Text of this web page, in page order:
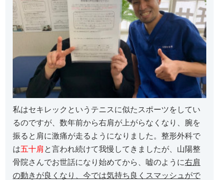
私はセキレックというテニスに似たスポーツをしてい
るのですが、数年前から右肩が上がらなくなり、腕を
振ると肩に激痛が走るようになりました。整形外科で
は五十肩 と言われ続けて我慢してきましたが、山陽整
骨院さんでお世話になり始めてから、嘘のように右肩
の動きが良くなり、今では気持ち良くスマッシュがで